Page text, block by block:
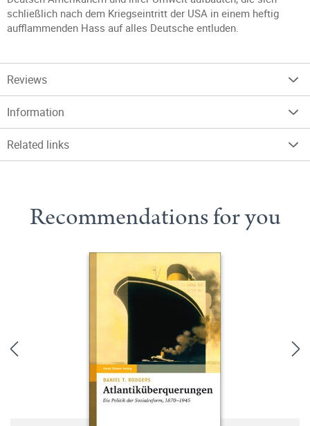
schließlich nach dem Kriegseintritt der USA in einem heftig
aufflammenden Hass auf alles Deutsche entluden.
Reviews
Information
Related links
Recommendations for you